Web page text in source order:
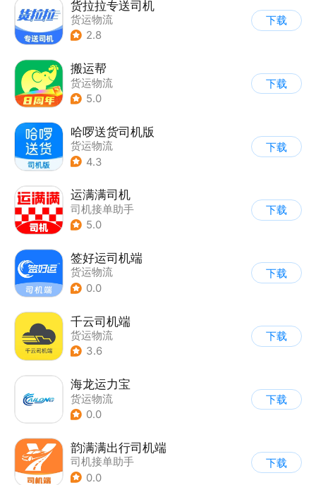
货拉拉专送司机
货运物流
2.8
下载
搬运帮
货运物流
5.0
下载
哈啰送货司机版
货运物流
4.3
下载
运满满司机
司机接单助手
5.0
下载
签好运司机端
货运物流
0.0
下载
千云司机端
货运物流
3.6
下载
海龙运力宝
货运物流
0.0
下载
韵满满出行司机端
司机接单助手
0.0
下载